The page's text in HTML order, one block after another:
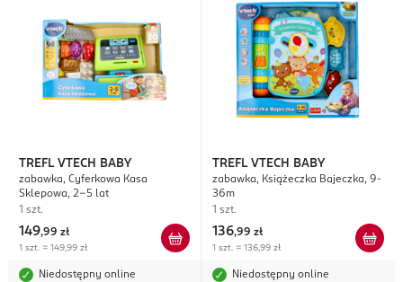
TREFL VTECH BABY
zabawka, Cyferkowa Kasa
Sklepowa, 2-5 lat
1 szt.
149,99 zł
1 szt. = 149,99 zł
Niedostępny online
TREFL VTECH BABY
zabawka, Książeczka Bajeczka, 9-
36m
1 szt.
136,99 zł
1 szt. = 136,99 zł
Niedostępny online